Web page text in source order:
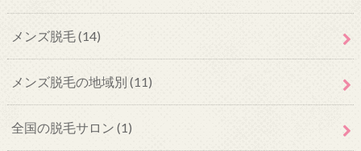
メンズ脱毛(14)
メンズ脱毛の地域別 (11)
全国の脱毛サロン (1)